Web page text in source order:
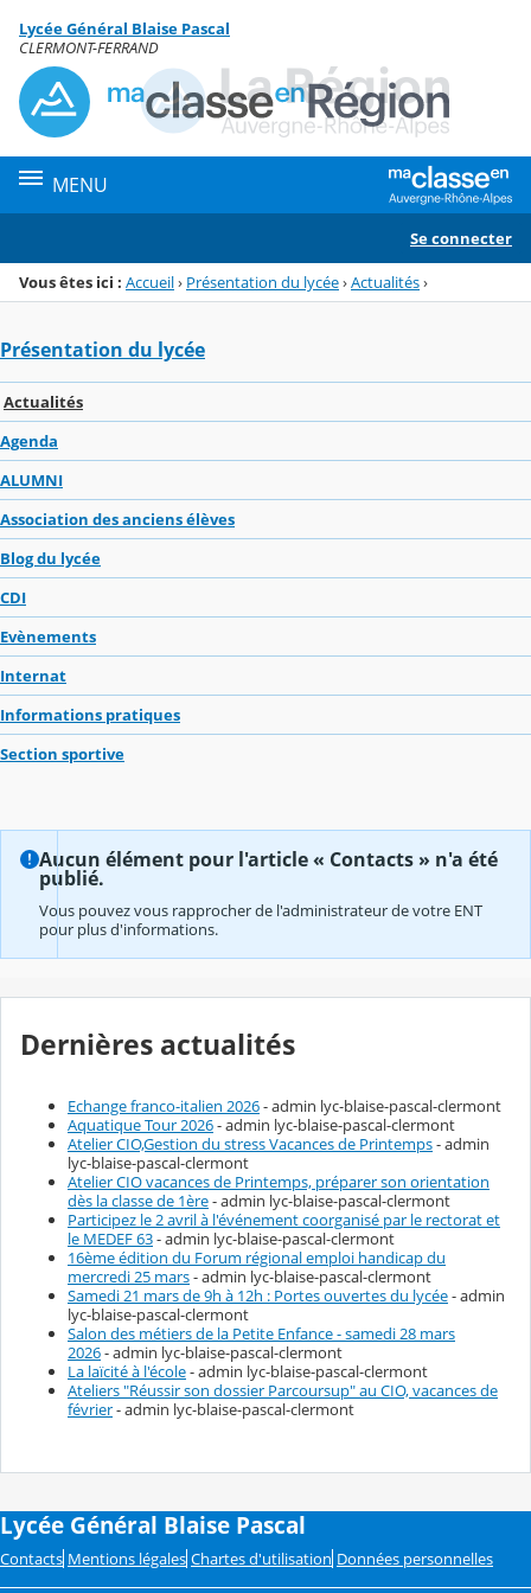
Menu de la rubrique
Contenu
Lycée Général Blaise Pascal
CLERMONT-FERRAND
MENU
Se connecter
Vous êtes ici : Accueil› Présentation du lycée›Actualités›
Présentation du lycée
Actualités
Agenda
ALUMNI
Association des anciens élèves
Blog du lycée
CDI
Evènements
Internat
Informations pratiques
Section sportive
Aucun élément pour l'article « Contacts » n'a été
publié.
Vous pouvez vous rapprocher de l'administrateur de votre ENT
pour plus d'informations.
Dernières actualités
Echange franco-italien 2026- admin lyc-blaise-pascal-clermont
Aquatique Tour 2026- admin lyc-blaise-pascal-clermont
Atelier CIO,Gestion du stress Vacances de Printemps- admin
lyc-blaise-pascal-clermont
Atelier CIO vacances de Printemps, préparer son orientation
dès la classe de 1ère- admin lyc-blaise-pascal-clermont
Participez le 2 avril à l'événement coorganisé par le rectorat et
le MEDEF 63- admin lyc-blaise-pascal-clermont
16ème édition du Forum régional emploi handicap du
mercredi 25 mars- admin lyc-blaise-pascal-clermont
Samedi 21 mars de 9h à 12h : Portes ouvertes du lycée- admin
lyc-blaise-pascal-clermont
Salon des métiers de la Petite Enfance - samedi 28 mars
2026- admin lyc-blaise-pascal-clermont
La laïcité à l'école- admin lyc-blaise-pascal-clermont
Ateliers "Réussir son dossier Parcoursup" au CIO, vacances de
février- admin lyc-blaise-pascal-clermont
Lycée Général Blaise Pascal
Contacts Mentions légales Chartes d'utilisation Données personnelles